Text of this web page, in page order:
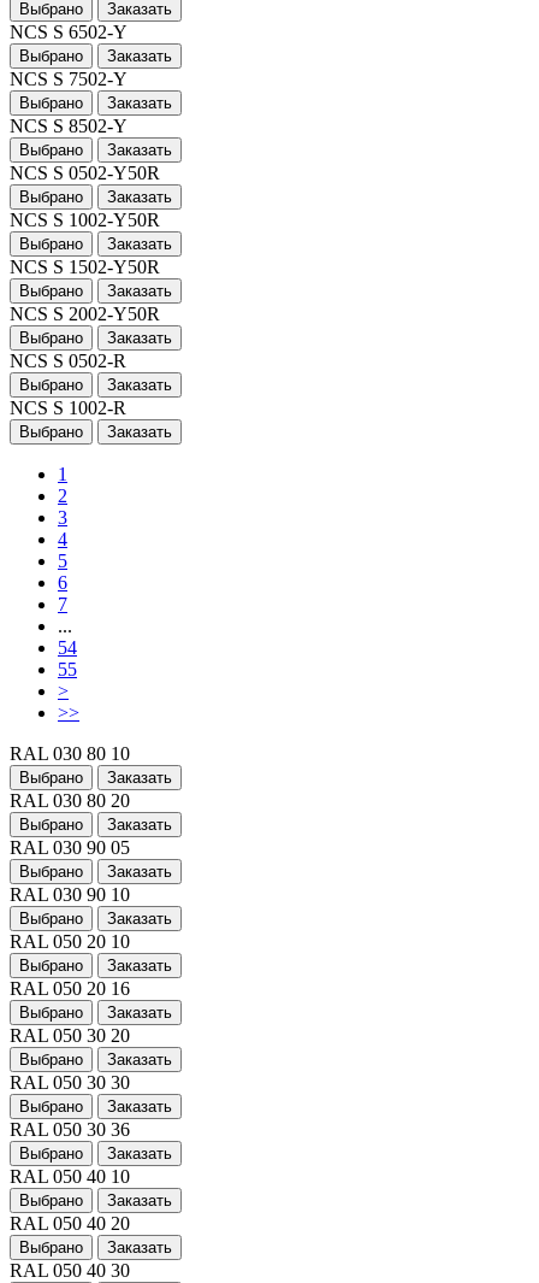
Выбрано Заказать
NCS S 6502-Y
Выбрано Заказать
NCS S 7502-Y
Выбрано Заказать
NCS S 8502-Y
Выбрано Заказать
NCS S 0502-Y50R
Выбрано Заказать
NCS S 1002-Y50R
Выбрано Заказать
NCS S 1502-Y50R
Выбрано Заказать
NCS S 2002-Y50R
Выбрано Заказать
NCS S 0502-R
Выбрано Заказать
NCS S 1002-R
Выбрано Заказать
1
2
3
4
5
6
7
...
54
55
>
>>
RAL 030 80 10
Выбрано Заказать
RAL 030 80 20
Выбрано Заказать
RAL 030 90 05
Выбрано Заказать
RAL 030 90 10
Выбрано Заказать
RAL 050 20 10
Выбрано Заказать
RAL 050 20 16
Выбрано Заказать
RAL 050 30 20
Выбрано Заказать
RAL 050 30 30
Выбрано Заказать
RAL 050 30 36
Выбрано Заказать
RAL 050 40 10
Выбрано Заказать
RAL 050 40 20
Выбрано Заказать
RAL 050 40 30